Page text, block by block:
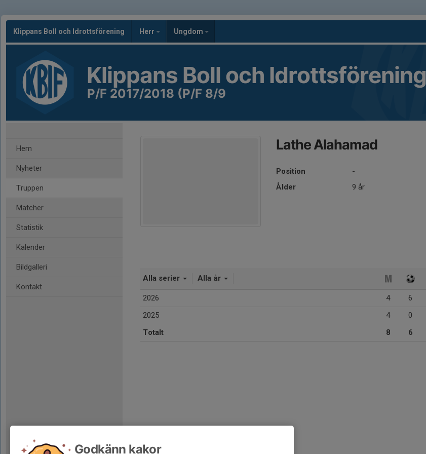
Klippans Boll och Idrottsförening Herr Ungdom
Klippans Boll och Idrottsförening
P/F 2017/2018 (P/F 8/9
Hem
Nyheter
Truppen
Matcher
Statistik
Kalender
Bildgalleri
Kontakt
Lathe Alahamad
Position
-
Ålder
9 år
Alla serier Alla år
2026 4 6
2025
4 0
Totalt
8 6
Godkänn kakor